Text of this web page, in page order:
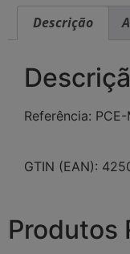
Descrição
Referência:
GTIN (EAN):
Produtos